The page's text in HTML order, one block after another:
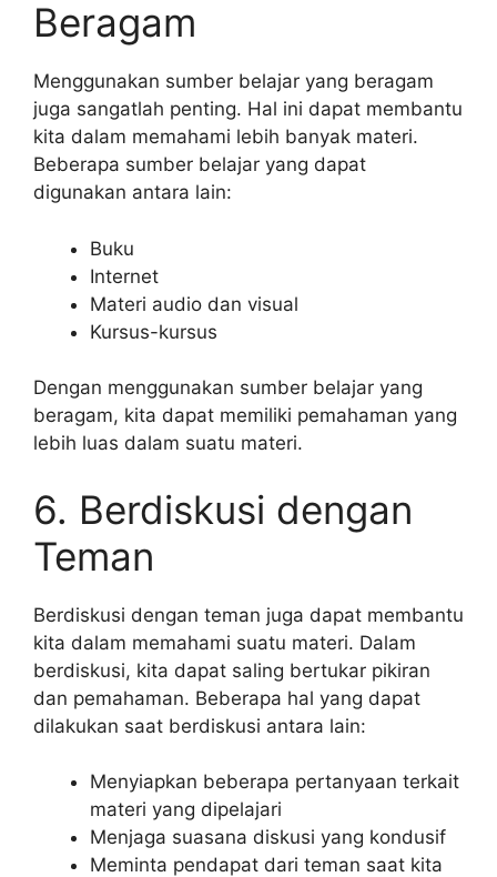
Beragam
Menggunakan sumber belajar yang beragam
juga sangatlah penting. Hal ini dapat membantu
kita dalam memahami lebih banyak materi.
Beberapa sumber belajar yang dapat
digunakan antara lain:
Buku
Internet
Materi audio dan visual
Kursus-kursus
Dengan menggunakan sumber belajar yang
beragam, kita dapat memiliki pemahaman yang
lebih luas dalam suatu materi.
6. Berdiskusi dengan
Teman
Berdiskusi dengan teman juga dapat membantu
kita dalam memahami suatu materi. Dalam
berdiskusi, kita dapat saling bertukar pikiran
dan pemahaman. Beberapa hal yang dapat
dilakukan saat berdiskusi antara lain:
Menyiapkan beberapa pertanyaan terkait
materi yang dipelajari
Menjaga suasana diskusi yang kondusif
Meminta pendapat dari teman saat kita